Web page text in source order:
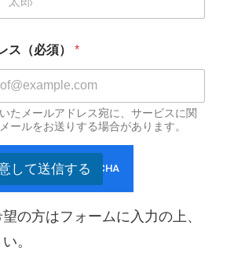
ス（必須）*
たメールアドレス宛に、サービスに関
ールをお送りする場合があります。
して送信する
の方はフォームに入力の上、
。